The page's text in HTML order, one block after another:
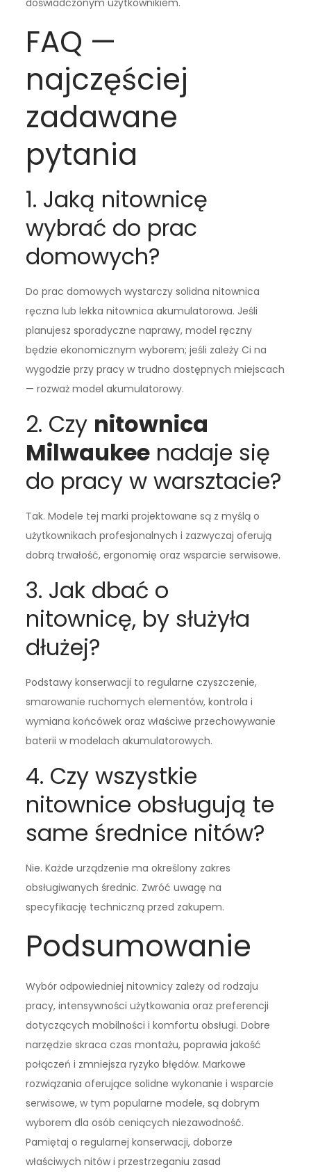
doświadczonym użytkownikiem.
FAQ —
najczęściej
zadawane
pytania
1. Jaką nitownicę
wybrać do prac
domowych?
Do prac domowych wystarczy solidna nitownica
ręczna lub lekka nitownica akumulatorowa. Jeśli
planujesz sporadyczne naprawy, model ręczny
będzie ekonomicznym wyborem; jeśli zależy Ci na
wygodzie przy pracy w trudno dostępnych miejscach
— rozważ model akumulatorowy.
2. Czy nitownica
Milwaukee nadaje się
do pracy w warsztacie?
Tak. Modele tej marki projektowane są z myślą o
użytkownikach profesjonalnych i zazwyczaj oferują
dobrą trwałość, ergonomię oraz wsparcie serwisowe.
3. Jak dbać o
nitownicę, by służyła
dłużej?
Podstawy konserwacji to regularne czyszczenie,
smarowanie ruchomych elementów, kontrola i
wymiana końcówek oraz właściwe przechowywanie
baterii w modelach akumulatorowych.
4. Czy wszystkie
nitownice obsługują te
same średnice nitów?
Nie. Każde urządzenie ma określony zakres
obsługiwanych średnic. Zwróć uwagę na
specyfikację techniczną przed zakupem.
Podsumowanie
Wybór odpowiedniej nitownicy zależy od rodzaju
pracy, intensywności użytkowania oraz preferencji
dotyczących mobilności i komfortu obsługi. Dobre
narzędzie skraca czas montażu, poprawia jakość
połączeń i zmniejsza ryzyko błędów. Markowe
rozwiązania oferujące solidne wykonanie i wsparcie
serwisowe, w tym popularne modele, są dobrym
wyborem dla osób ceniących niezawodność.
Pamiętaj o regularnej konserwacji, doborze
właściwych nitów i przestrzeganiu zasad